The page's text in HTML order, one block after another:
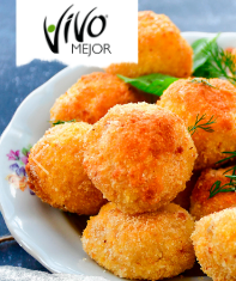
Previous